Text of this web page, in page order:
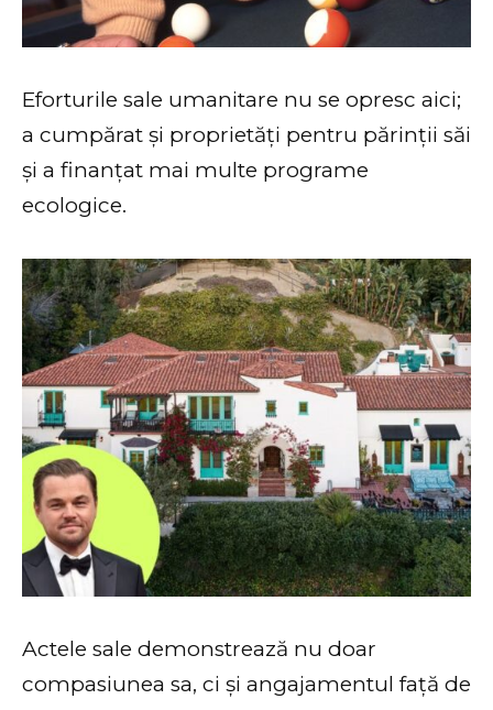
Eforturile sale umanitare nu se opresc aici;
a cumpărat și proprietăți pentru părinții săi
și a finanțat mai multe programe
ecologice.
Actele sale demonstrează nu doar
compasiunea sa, ci și angajamentul față de